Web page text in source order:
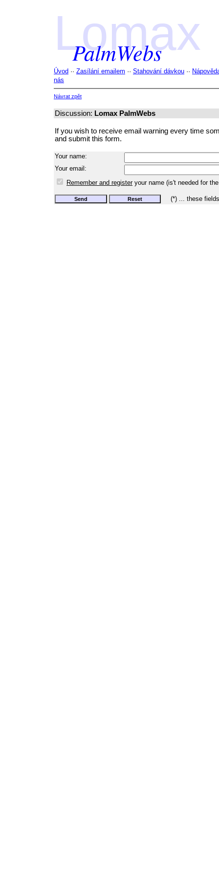
Lomax
PalmWebs
Úvod ·· Zasílání emailem ·· Stahování dávkou ··
nás
Návrat zpět
Discussion: Lomax PalmWebs
If you wish to receive email warning every time
and submit this form.
Your name:
Your email:
Remember and registeryour name (is't needed for
(*) ... these fields